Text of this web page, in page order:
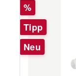
Rabatt
%
Tipp
Neu